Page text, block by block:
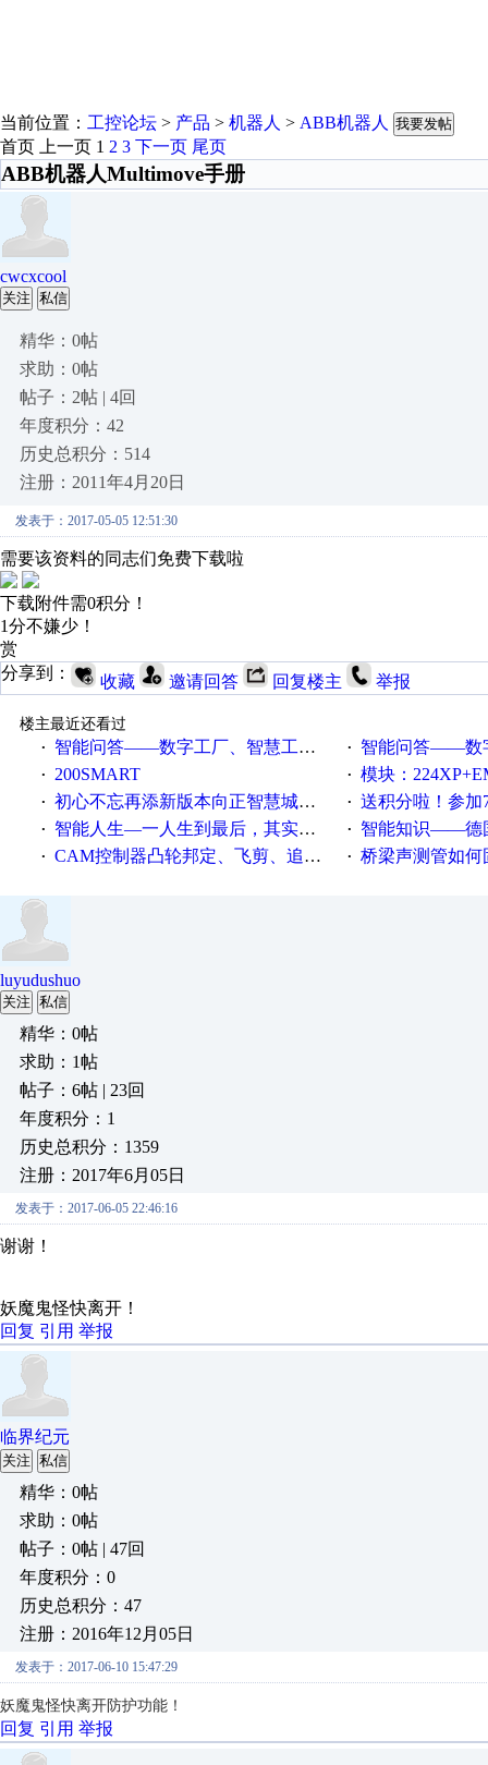
当前位置： 工控论坛 > 产品 > 机器人 > ABB机器人 我要发帖
首页 上一页 1 2 3 下一页 尾页
ABB机器人Multimove手册
cwcxcool
关注 私信
精华：0帖
求助：0帖
帖子：2帖 | 4回
年度积分：42
历史总积分：514
注册：2011年4月20日
发表于：2017-05-05 12:51:30
需要该资料的同志们免费下载啦
下载附件需0积分！
1分不嫌少！
赏
分享到：
收藏 邀请回答 回复楼主 举报
楼主最近还看过
·
智能问答——数字工厂、智慧工厂和智能制造三者的区别是什么？ · 智能问答——数字化工厂与
· 200SMART · 模块：
· 初心不忘再添新版本向正智慧城市云展厅3.0版亮相 · 送积分啦！参加7月6日
· 智能人生—一人生到最后，其实拼的都是人品 · 智能知识——德国工业崛起
· CAM控制器凸轮邦定、飞剪、追剪等C功能块 · 桥梁声测管如何固
luyudushuo
关注 私信
精华：0帖
求助：1帖
帖子：6帖 | 23回
年度积分：1
历史总积分：1359
注册：2017年6月05日
发表于：2017-06-05 22:46:16
谢谢！
妖魔鬼怪快离开！
回复 引用 举报
临界纪元
关注 私信
精华：0帖
求助：0帖
帖子：0帖 | 47回
年度积分：0
历史总积分：47
注册：2016年12月05日
发表于：2017-06-10 15:47:29
妖魔鬼怪快离开防护功能！
回复 引用 举报